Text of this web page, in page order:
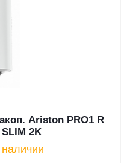
Ariston PRO1 R
2K